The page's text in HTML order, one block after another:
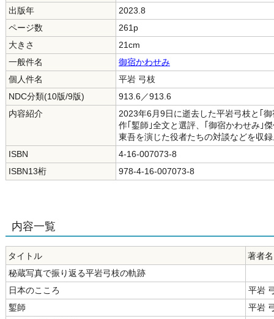
出版年
2023.8
ページ数
261p
大きさ
21cm
一般件名
御宿かわせみ
個人件名
平岩 弓枝
NDC分類(10版/9版)
913.6／913.6
内容紹介
2023年6月9日に逝去した平岩弓枝と｢
作｢鏨師｣全文と選評、｢御宿かわせみ｣
東吾を演じた役者たちの対談などを収
ISBN
4-16-007073-8
ISBN13桁
978-4-16-007073-8
内容一覧
タイトル
著者名
秘蔵写真で振り返る平岩弓枝の軌跡
日本のこころ
平岩
鏨師
平岩